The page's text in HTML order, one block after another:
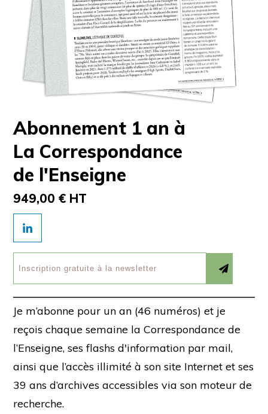
Abonnement 1 an à
La Correspondance
de l'Enseigne
949,00 € HT
Je m’abonne pour un an (46 numéros) et je
reçois chaque semaine la Correspondance de
l’Enseigne, ses flashs d'information par mail,
ainsi que l’accès illimité à son site Internet et ses
39 ans d’archives accessibles via son moteur de
recherche.